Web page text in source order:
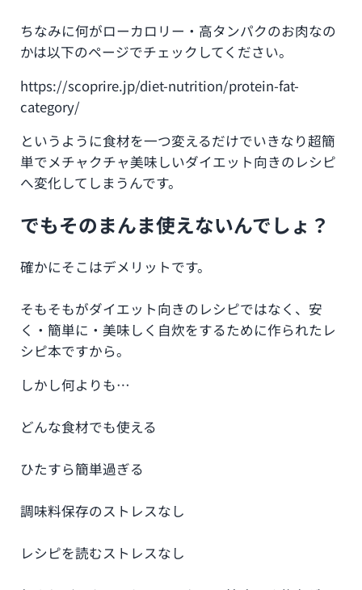
ちなみに何がローカロリー・高タンパクのお肉なの
かは以下のページでチェックしてください。
https://scoprire.jp/diet-nutrition/protein-fat-
category/
というように食材を一つ変えるだけでいきなり超簡
単でメチャクチャ美味しいダイエット向きのレシピ
へ変化してしまうんです。
でもそのまんま使えないんでしょ？
確かにそこはデメリットです。
そもそもがダイエット向きのレシピではなく、安
く・簡単に・美味しく自炊をするために作られたレ
シピ本ですから。
しかし何よりも…
どんな食材でも使える
ひたすら簡単過ぎる
調味料保存のストレスなし
レシピを読むストレスなし